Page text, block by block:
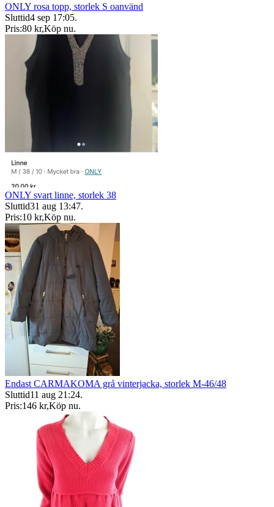
ONLY rosa topp, storlek S oanvänd
Sluttid4 sep 17:05.
Pris:80 kr,Köp nu.
ONLY svart linne, storlek 38
Sluttid31 aug 13:47.
Pris:10 kr,Köp nu.
Endast CARMAKOMA grå vinterjacka, storlek M-46/48
Sluttid11 aug 21:24.
Pris:146 kr,Köp nu.